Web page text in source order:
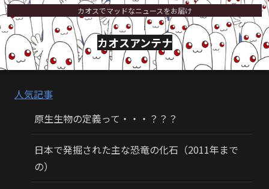
カオスでマッドなニュースをお届け
カオスアンテナ
人気記事
原生生物の定義って・・・？？？
日本で発掘された主な恐竜の化石（2011年まで
の）